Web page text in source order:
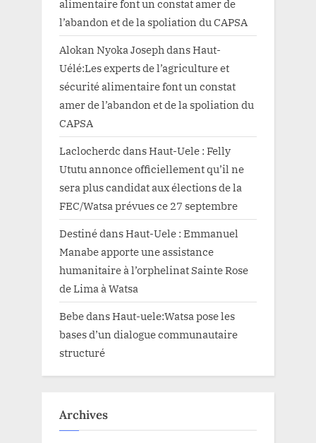
alimentaire font un constat amer de
l’abandon et de la spoliation du CAPSA
Alokan Nyoka Joseph dansHaut-
Uélé:Les experts de l’agriculture et
sécurité alimentaire font un constat
amer de l’abandon et de la spoliation du
CAPSA
Laclocherdc dansHaut-Uele : Felly
Ututu annonce officiellement qu’il ne
sera plus candidat aux élections de la
FEC/Watsa prévues ce 27 septembre
DestinédansHaut-Uele : Emmanuel
Manabe apporte une assistance
humanitaire à l’orphelinat Sainte Rose
de Lima à Watsa
BebedansHaut-uele:Watsa pose les
bases d’un dialogue communautaire
structuré
Archives